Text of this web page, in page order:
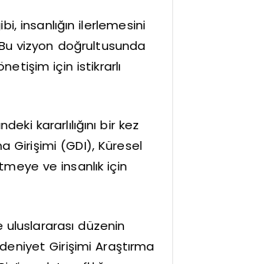
insanlığın ilerlemesini
vizyon doğrultusunda
için istikrarlı
kararlılığını bir kez
Girişimi (GDI), Küresel
ve insanlık için
uluslararası düzenin
Girişimi Araştırma